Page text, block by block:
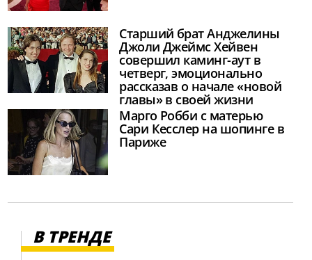
Старший брат Анджелины
Джоли Джеймс Хейвен
совершил каминг-аут в
четверг, эмоционально
рассказав о начале «новой
главы» в своей жизни
Марго Робби с матерью
Сари Кесслер на шопинге в
Париже
В ТРЕНДЕ